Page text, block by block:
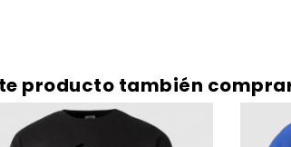
producto también